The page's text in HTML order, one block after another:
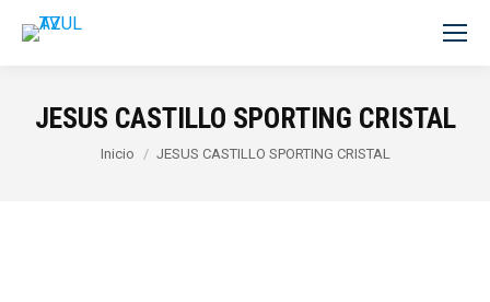
JESUS CASTILLO SPORTING CRISTAL
Estás aquí:
Inicio JESUS CASTILLO SPORTING CRISTAL